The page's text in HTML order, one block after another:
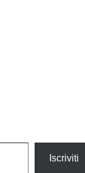
Iscriviti